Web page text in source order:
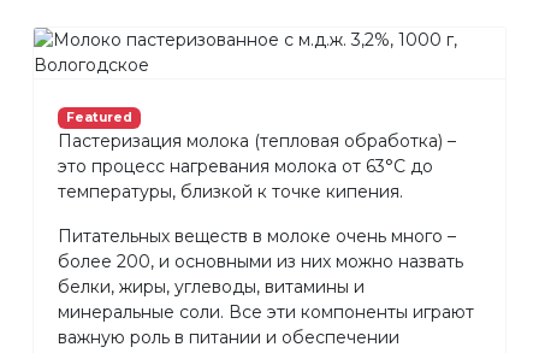
Featured
Пастеризация молока (тепловая обработка) –
это процесс нагревания молока от 63°С до
температуры, близкой к точке кипения.
Питательных веществ в молоке очень много –
более 200, и основными из них можно назвать
белки, жиры, углеводы, витамины и
минеральные соли. Все эти компоненты играют
важную роль в питании и обеспечении